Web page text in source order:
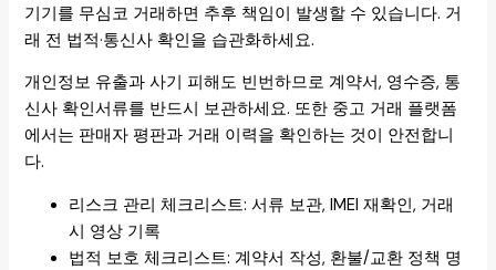
기기를 무심코 거래하면 추후 책임이 발생할 수 있습니다. 거
래 전 법적·통신사 확인을 습관화하세요.
개인정보 유출과 사기 피해도 빈번하므로 계약서, 영수증, 통
신사 확인서류를 반드시 보관하세요. 또한 중고 거래 플랫폼
에서는 판매자 평판과 거래 이력을 확인하는 것이 안전합니
다.
리스크 관리 체크리스트: 서류 보관, IMEI 재확인, 거래
시 영상 기록
법적 보호 체크리스트: 계약서 작성, 환불/교환 정책 명